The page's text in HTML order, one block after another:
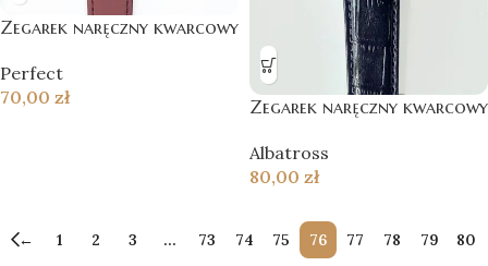
Zegarek naręczny kwarcowy
Perfect
70,00 zł Zegarek naręczny kwarcowy
Albatross
80,00 zł
← 1 2 3 … 73 74 75 76 77 78 79
80